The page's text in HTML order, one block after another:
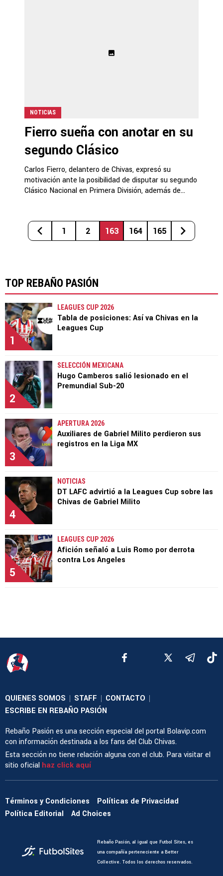
NOTICIAS
Fierro sueña con anotar en su
segundo Clásico
Carlos Fierro, delantero de Chivas, expresó su
motivación ante la posibilidad de disputar su segundo
Clásico Nacional en Primera División, además de...
1 2 163 164 165
TOP REBAÑO PASIÓN
1
LEAGUES CUP 2026
Tabla de posiciones: Así va Chivas en la
Leagues Cup
2
SELECCIÓN MEXICANA
Hugo Camberos salió lesionado en el
Premundial Sub-20
3
APERTURA 2026
Auxiliares de Gabriel Milito perdieron sus
registros en la Liga MX
4
NOTICIAS
DT LAFC advirtió a la Leagues Cup sobre las
Chivas de Gabriel Milito
5
LEAGUES CUP 2026
Afición señaló a Luis Romo por derrota
contra Los Angeles
QUIENES SOMOS | STAFF | CONTACTO |
ESCRIBE EN REBAÑO PASIÓN
Rebaño Pasión es una sección especial del portal Bolavip.com
con información destinada a los fans del Club Chivas.
Esta sección no tiene relación alguna con el club. Para visitar el
sitio oficial haz click aquí
Términos y Condiciones
Políticas de Privacidad
Política Editorial
Ad Choices
Rebaño Pasión, al igual que Futbol Sites, es
una compañía perteneciente a Better
Collective. Todos los derechos reservados.